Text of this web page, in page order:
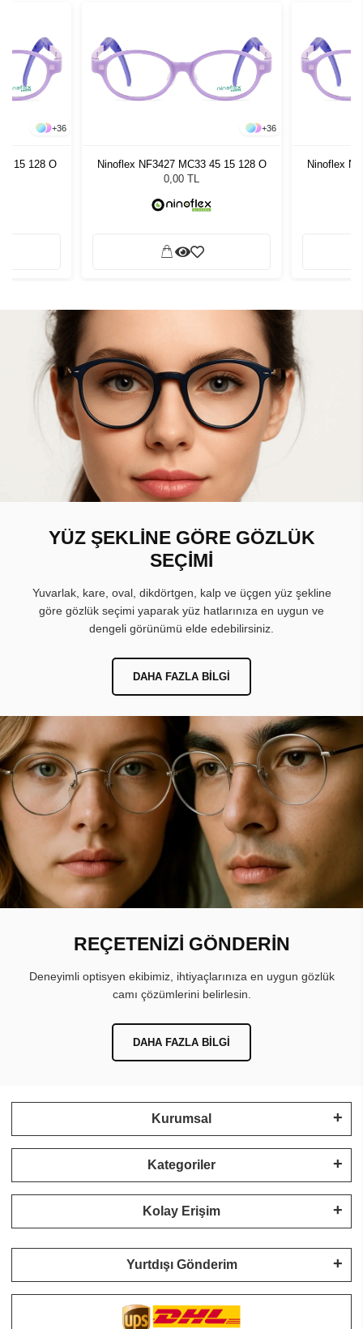
+36
15 128 O
+36
Ninoflex NF3427 MC33 45 15 128 O
0,00 TL
Ninoflex
YÜZ ŞEKLİNE GÖRE GÖZLÜK
SEÇİMİ
Yuvarlak, kare, oval, dikdörtgen, kalp ve üçgen yüz şekline
göre gözlük seçimi yaparak yüz hatlarınıza en uygun ve
dengeli görünümü elde edebilirsiniz.
DAHA FAZLA BILGI
REÇETENİZİ GÖNDERİN
Deneyimli optisyen ekibimiz, ihtiyaçlarınıza en uygun gözlük
camı çözümlerini belirlesin.
DAHA FAZLA BILGI
Kurumsal
Kategoriler
Kolay Erişim
Yurtdışı Gönderim